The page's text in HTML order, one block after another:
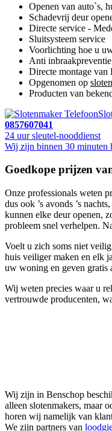
Openen van auto`s,
Schadevrij deur
Directe service -
Sluitsysteem service
Voorlichting hoe u
Anti
Directe montage van
Opgenomen op
Producten van
0857607041
24 uur sleutel-nooddienst
Wij zijn binnen 30 minuten
Goedkope prijzen
Onze professionals weten
dus ook ’s avonds ’s
kunnen elke deur openen,
probleem snel verhelpen.
Voelt u zich soms niet
huis veiliger maken en elk
uw woning en geven gratis
Wij weten precies waar u
vertrouwde producenten,
Wij zijn in Benschop
alleen slotenmakers, maar
horen wij namelijk van
We zijn partners van